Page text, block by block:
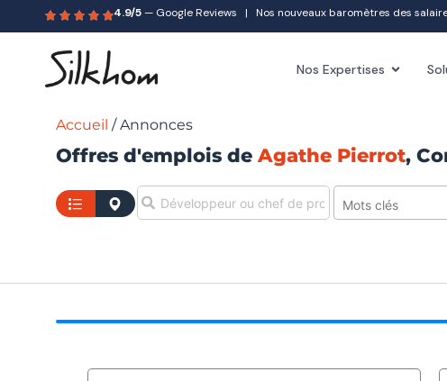
4.9/5— Google Reviews | Nos nouveaux baromètres des
Nos Expertises
Accueil /Annonces
Offres d'emplois de Agathe Pierrot,